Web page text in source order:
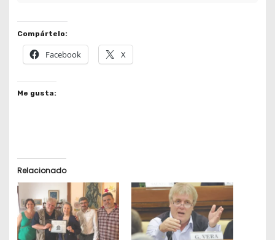
Compártelo:
Facebook X
Me gusta:
Relacionado